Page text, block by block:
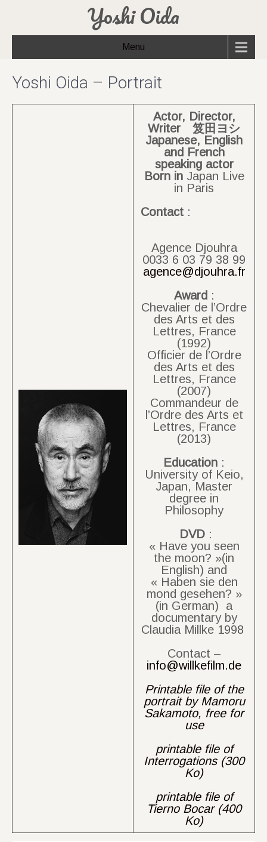
Yoshi Oida
Menu
Yoshi Oida – Portrait
Actor, Director,
Writer 笈田ヨシ
Japanese, English
and French
speaking actor
Born inJapan Live
in Paris
Contact:
Agence Djouhra
0033 6 03 79 38 99
agence@djouhra.fr
Award :
Chevalier de l’Ordre
des Arts et des
Lettres, France
(1992)
Officier de l’Ordre
des Arts et des
Lettres, France
(2007)
Commandeur de
l’Ordre des Arts et
Lettres, France
(2013)
Education :
University of Keio,
Japan, Master
degree in
Philosophy
DVD :
« Have you seen
the moon? »(in
English) and
« Haben sie den
mond gesehen? »
(in German) a
documentary by
Claudia Millke 1998
Contact –
info@willkefilm.de
Printable file of the
portrait by Mamoru
Sakamoto, free for
use
printable file of
Interrogations (300
Ko)
printable file of
Tierno Bocar (400
Ko)